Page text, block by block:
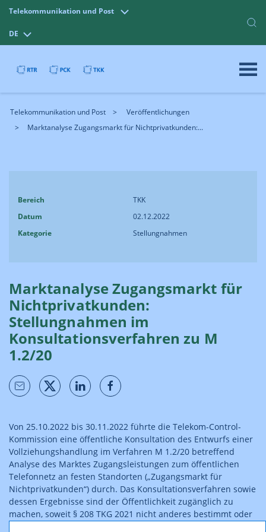
Telekommunikation und Post
DE
Telekommunikation und Post
Veröffentlichungen
Marktanalyse Zugangsmarkt für Nichtprivatkunden:...
Bereich
TKK
Datum
02.12.2022
Kategorie
Stellungnahmen
Marktanalyse Zugangsmarkt für
Nichtprivatkunden:
Stellungnahmen im
Konsultationsverfahren zu M
1.2/20
Von 25.10.2022 bis 30.11.2022 führte die Telekom-Control-
Kommission eine öffentliche Konsultation des Entwurfs einer
Vollziehungshandlung im Verfahren M 1.2/20 betreffend
Analyse des Marktes Zugangsleistungen zum öffentlichen
Telefonnetz an festen Standorten („Zugangsmarkt für
Nichtprivatkunden“) durch. Das Konsultationsverfahren sowie
dessen Ergebnisse sind der Öffentlichkeit zugänglich zu
machen, soweit § 208 TKG 2021 nicht anderes bestimmt oder